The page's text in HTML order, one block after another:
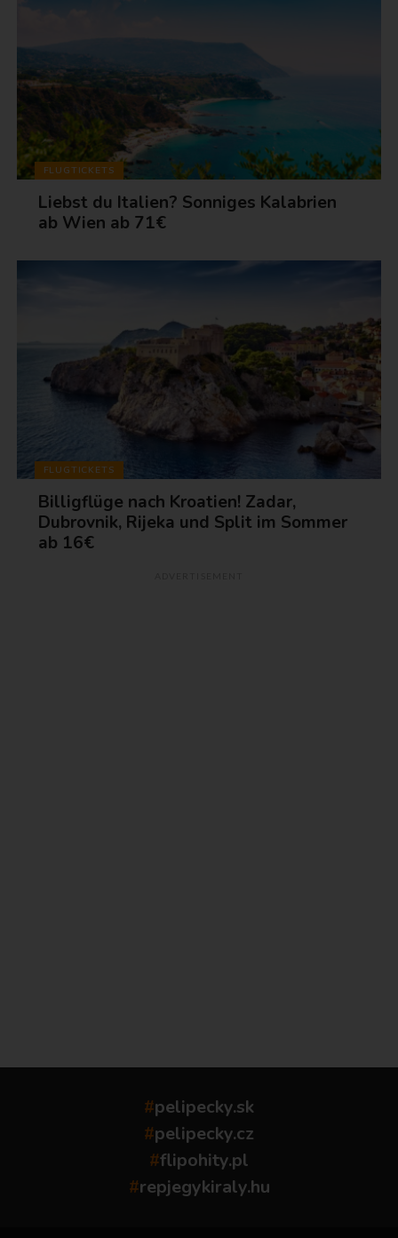
FLUGTICKETS
Liebst du Italien? Sonniges Kalabrien
ab Wien ab 71€
FLUGTICKETS
Billigflüge nach Kroatien! Zadar,
Dubrovnik, Rijeka und Split im Sommer
ab 16€
#pelipecky.sk
#pelipecky.cz
#flipohity.pl
#repjegykiraly.hu